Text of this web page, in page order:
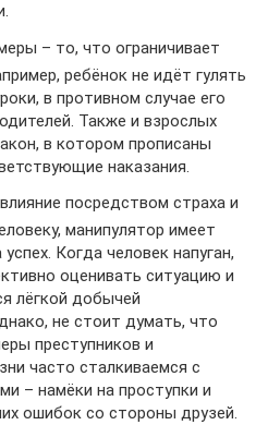
– то, что ограничивает
ребёнок не идёт гулять
в противном случае его
Также и взрослых
в котором прописаны
наказания.
посредством страха и
манипулятор имеет
Когда человек напуган,
оценивать ситуацию и
лёгкой добычей
не стоит думать, что
преступников и
часто сталкиваемся с
– намёки на проступки и
ошибок со стороны друзей.